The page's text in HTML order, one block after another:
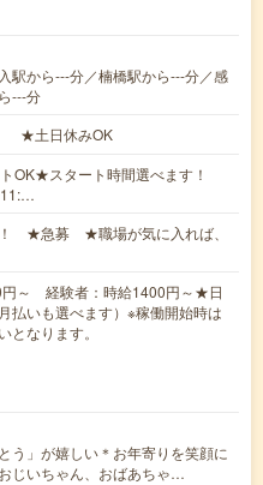
駅から---分／楠橋駅から---分／感
---分
★土日休みOK
OK★スタート時間選べます！
！ ★急募 ★職場が気に入れば、
円～ 経験者：時給1400円～★日
払いも選べます）※稼働開始時は
となります。
う」が嬉しい＊お年寄りを笑顔に
じいちゃん、おばあちゃ…